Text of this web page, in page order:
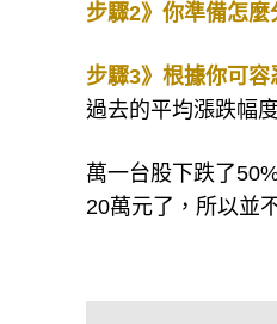
步驟2》你準備怎麼
步驟3》根據你可容
過去的平均漲跌幅
萬一台股下跌了
20萬元了，所以並